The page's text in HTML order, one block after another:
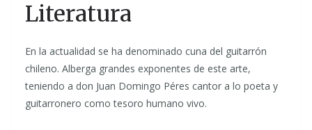
Literatura
En la actualidad se ha denominado cuna del guitarrón
chileno. Alberga grandes exponentes de este arte,
teniendo a don Juan Domingo Péres cantor a lo poeta y
guitarronero como tesoro humano vivo.